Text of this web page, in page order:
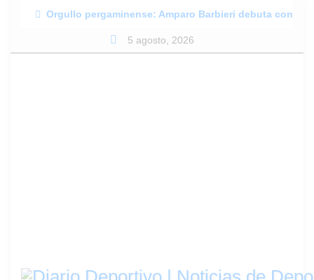
content
Orgullo pergaminense: Amparo Barbieri debuta con
5 agosto, 2026